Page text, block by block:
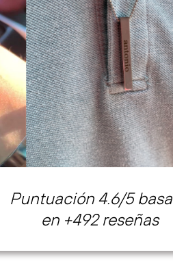
Puntuación 4.6/5
en +492 reseñas